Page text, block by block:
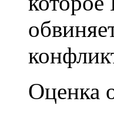
Оценка